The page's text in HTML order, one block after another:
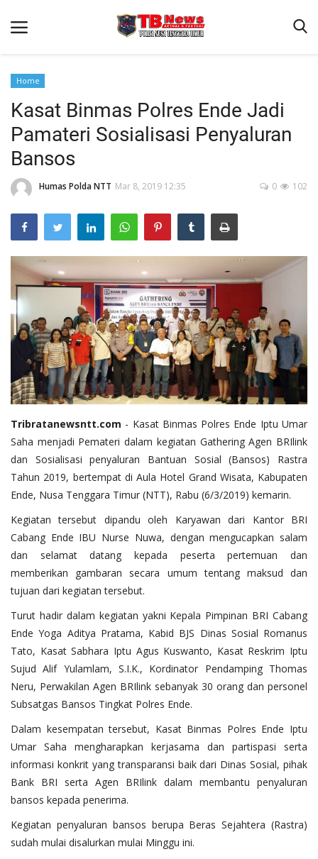
Beranda
Binkam
Terms & Conditions
Reskrim
Lantas
Polisi Kita
Mitra Polisi
Giat Ops
Link Polda NTT
Home
Kasat Binmas Polres Ende Jadi
Pamateri Sosialisasi Penyaluran
Bansos
Humas Polda NTT Mar 8, 2019 12:35 102
0
Tribratanewsntt.com - Kasat Binmas Polres Ende Iptu Umar
Saha menjadi Pemateri dalam kegiatan Gathering Agen BRIlink
dan Sosialisasi penyaluran Bantuan Sosial (Bansos) Rastra
Tahun 2019, bertempat di Aula Hotel Grand Wisata, Kabupaten
Ende, Nusa Tenggara Timur (NTT), Rabu (6/3/2019) kemarin.
Kegiatan tersebut dipandu oleh Karyawan dari Kantor BRI
Cabang Ende IBU Nurse Nuwa, dengan mengucapkan salam
dan selamat datang kepada peserta pertemuan dan
memberikan gambaran secara umum tentang maksud dan
tujuan dari kegiatan tersebut.
Turut hadir dalam kegiatan yakni Kepala Pimpinan BRI Cabang
Ende Yoga Aditya Pratama, Kabid BJS Dinas Sosial Romanus
Tato, Kasat Sabhara Iptu Agus Kuswanto, Kasat Reskrim Iptu
Sujud Alif Yulamlam, S.I.K., Kordinator Pendamping Thomas
Neru, Perwakilan Agen BRIlink sebanyak 30 orang dan personel
Subsatgas Bansos Tingkat Polres Ende.
Dalam kesempatan tersebut, Kasat Binmas Polres Ende Iptu
Umar Saha mengharapkan kerjasama dan partispasi serta
informasi konkrit yang transparansi baik dari Dinas Sosial, pihak
Bank BRI serta Agen BRIlink dalam membantu penyaluran
bansos kepada penerima.
Kegiatan penyaluran bansos berupa Beras Sejahtera (Rastra)
sudah mulai disalurkan mulai Minggu ini.